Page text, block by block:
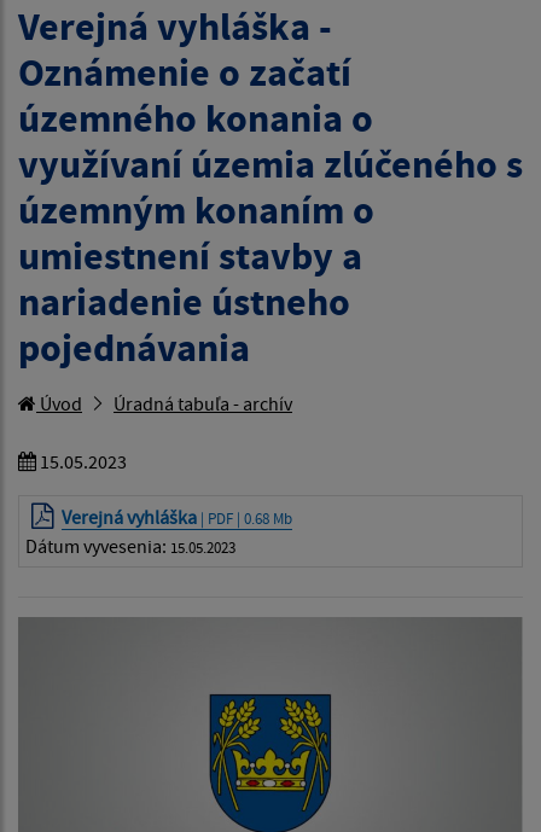
Verejná vyhláška -
Oznámenie o začatí
územného konania o
využívaní územia zlúčeného s
územným konaním o
umiestnení stavby a
nariadenie ústneho
pojednávania
Úvod Úradná tabuľa - archív
15.05.2023
Verejná vyhláška | PDF | 0.68 Mb
Dátum vyvesenia: 15.05.2023